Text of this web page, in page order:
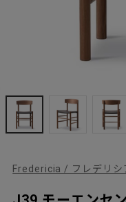
Fredericia / フレデリシ